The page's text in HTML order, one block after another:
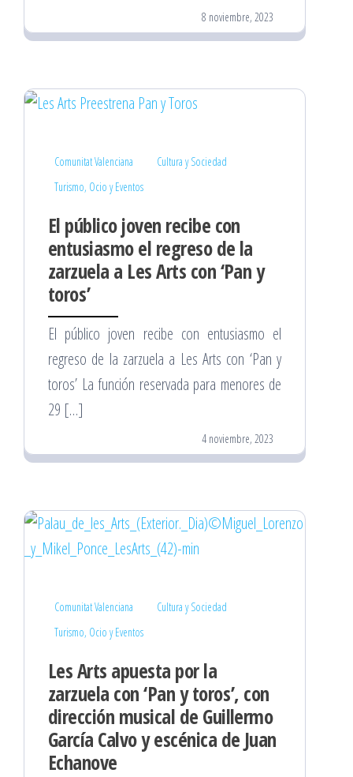
8 noviembre, 2023
Comunitat Valenciana
Cultura y Sociedad
Turismo, Ocio y Eventos
El público joven recibe con
entusiasmo el regreso de la
zarzuela a Les Arts con ‘Pan y
toros’
El público joven recibe con entusiasmo el
regreso de la zarzuela a Les Arts con ‘Pan y
toros’ La función reservada para menores de
29 […]
4 noviembre, 2023
Comunitat Valenciana
Cultura y Sociedad
Turismo, Ocio y Eventos
Les Arts apuesta por la
zarzuela con ‘Pan y toros’, con
dirección musical de Guillermo
García Calvo y escénica de Juan
Echanove